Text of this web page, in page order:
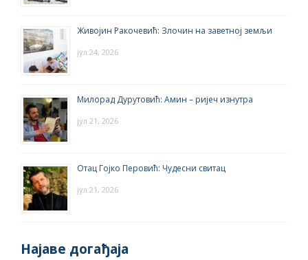
Живојин Ракочевић: Злочин на заветној земљи
јул 24, 2026
Милорад Дурутовић: Амин – ријеч изнутра
јул 21, 2026
Отац Гојко Перовић: Чудесни свитац
јул 21, 2026
Најаве догађаја